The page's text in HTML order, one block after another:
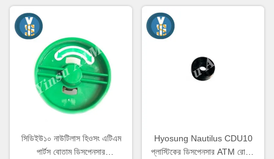
সিডিইউ১০ নাউটিলাস হিওসং এটিএম
পার্টস বোতাম ডিসপেনসার
Hyosung Nautilus CDU10
প্লাস্টিকের ডিসপেনসার ATM রোলার